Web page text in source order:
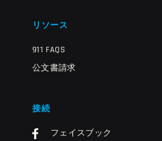
リソース
911 FAQS
公文書請求
接続
フェイスブック